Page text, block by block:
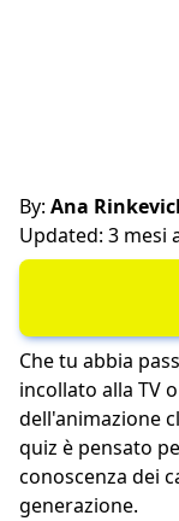
By: Ana
Updated: 3 mesi
Che tu abbia
incollato alla TV
dell'animazione
quiz è pensato
conoscenza dei
generazione.